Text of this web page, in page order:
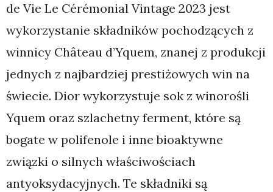
de Vie Le Cérémonial Vintage 2023 jest
wykorzystanie składników pochodzących z
winnicy Château d’Yquem, znanej z produkcji
jednych z najbardziej prestiżowych win na
świecie. Dior wykorzystuje sok z winorośli
Yquem oraz szlachetny ferment, które są
bogate w polifenole i inne bioaktywne
związki o silnych właściwościach
antyoksydacyjnych. Te składniki są